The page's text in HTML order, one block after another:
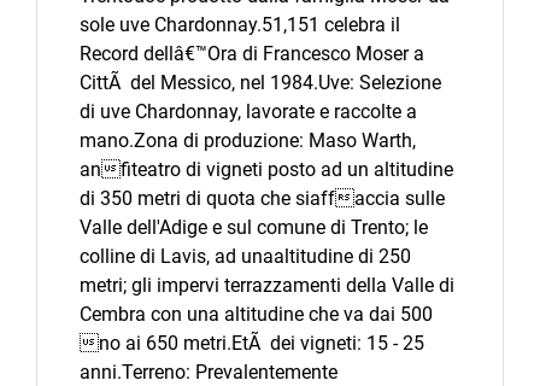
sole uve Chardonnay.51,151 celebra il
Record dellâ€™Ora di Francesco Moser a
CittÃ del Messico, nel 1984.Uve: Selezione
di uve Chardonnay, lavorate e raccolte a
mano.Zona di produzione: Maso Warth,
anfiteatro di vigneti posto ad un altitudine
di 350 metri di quota che siaffaccia sulle
Valle dell'Adige e sul comune di Trento; le
colline di Lavis, ad unaaltitudine di 250
metri; gli impervi terrazzamenti della Valle di
Cembra con una altitudine che va dai 500
no ai 650 metri.EtÃ dei vigneti: 15 - 25
anni.Terreno: Prevalentemente